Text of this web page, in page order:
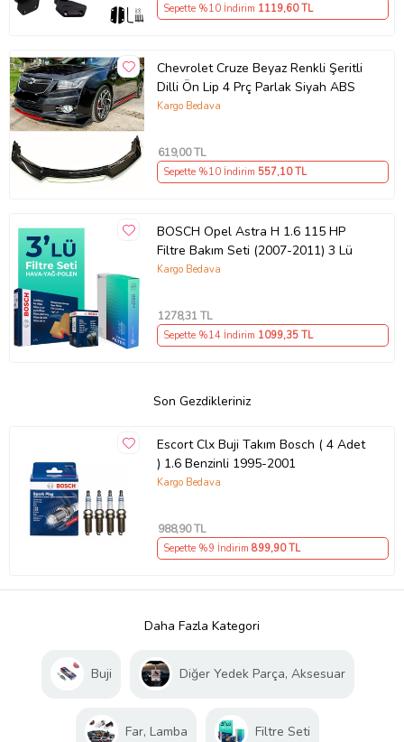
Sepette %10 İndirim 1119,60 TL
Chevrolet Cruze Beyaz Renkli Şeritli
Dilli Ön Lip 4 Prç Parlak Siyah ABS
Kargo Bedava
619,00 TL
Sepette %10 İndirim 557,10 TL
BOSCH Opel Astra H 1.6 115 HP
Filtre Bakım Seti (2007-2011) 3 Lü
Kargo Bedava
1278,31 TL
Sepette %14 İndirim 1099,35 TL
Son Gezdikleriniz
Escort Clx Buji Takım Bosch ( 4 Adet
) 1.6 Benzinli 1995-2001
Kargo Bedava
988,90 TL
Sepette %9 İndirim 899,90 TL
Daha Fazla Kategori
Buji Diğer Yedek Parça, Aksesuar
Far, Lamba Filtre Seti